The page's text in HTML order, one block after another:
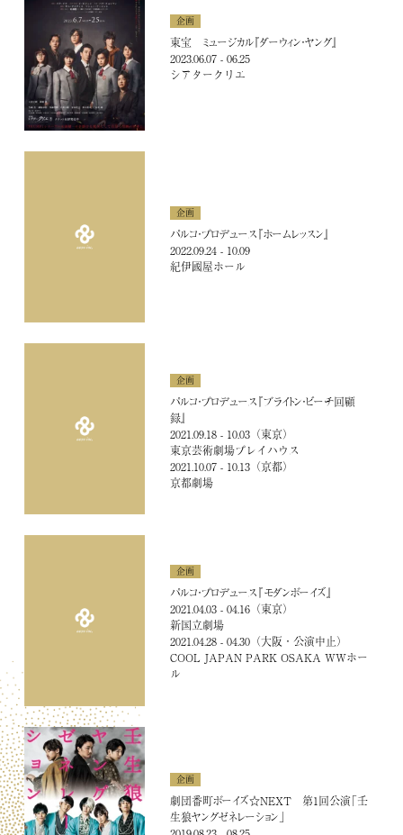
unrato
主催・共催
その他
COMPANY
CONTACT
企画
東宝 ミュージカル『ダーウィン・ヤング』
2023.06.07 - 06.25
シアタークリエ
企画
パルコ・プロデュース『ホームレッスン』
2022.09.24 - 10.09
紀伊國屋ホール
企画
パルコ・プロデュース『ブライトン・ビーチ回顧
録』
2021.09.18 - 10.03（東京）
東京芸術劇場プレイハウス
2021.10.07 - 10.13（京都）
京都劇場
企画
パルコ・プロデュース『モダンボーイズ』
2021.04.03 - 04.16（東京）
新国立劇場
2021.04.28 - 04.30（大阪・公演中止）
COOL JAPAN PARK OSAKA WWホー
ル
企画
劇団番町ボーイズ☆NEXT 第1回公演「壬
生狼ヤングゼネレーション」